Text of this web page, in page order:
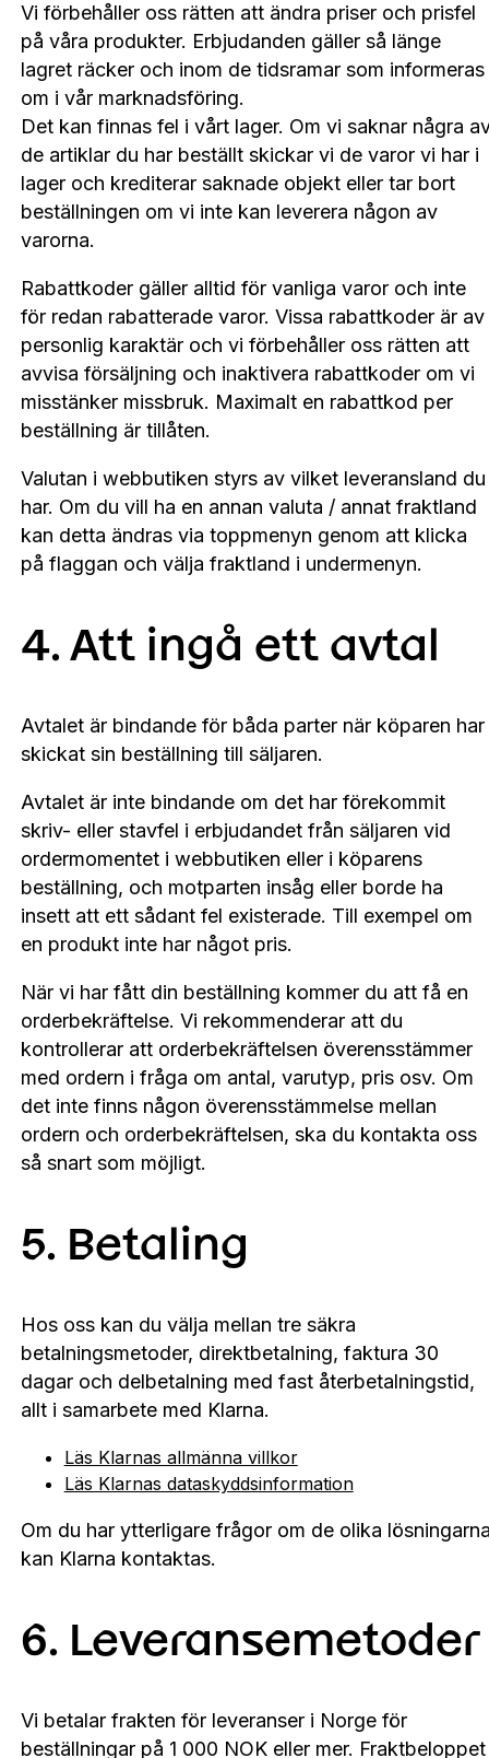
Vi förbehåller oss rätten att ändra priser och prisfel
på våra produkter. Erbjudanden gäller så länge
lagret räcker och inom de tidsramar som informeras
om i vår marknadsföring.
Det kan finnas fel i vårt lager. Om vi ​​saknar några
de artiklar du har beställt skickar vi de varor vi har i
lager och krediterar saknade objekt eller tar bort
beställningen om vi inte kan leverera någon av
varorna.
Rabattkoder gäller alltid för vanliga varor och inte
för redan rabatterade varor. Vissa rabattkoder är av
personlig karaktär och vi förbehåller oss rätten att
avvisa försäljning och inaktivera rabattkoder om vi
misstänker missbruk. Maximalt en rabattkod per
beställning är tillåten.
Valutan i webbutiken styrs av vilket leveransland du
har. Om du vill ha en annan valuta / annat fraktland
kan detta ändras via toppmenyn genom att klicka
på flaggan och välja fraktland i undermenyn.
4. Att ingå ett avtal
Avtalet är bindande för båda parter när köparen har
skickat sin beställning till säljaren.
Avtalet är inte bindande om det har förekommit
skriv- eller stavfel i erbjudandet från säljaren vid
ordermomentet i webbutiken eller i köparens
beställning, och motparten insåg eller borde ha
insett att ett sådant fel existerade. Till exempel om
en produkt inte har något pris.
När vi har fått din beställning kommer du att få en
orderbekräftelse. Vi rekommenderar att du
kontrollerar att orderbekräftelsen överensstämmer
med ordern i fråga om antal, varutyp, pris osv. Om
det inte finns någon överensstämmelse mellan
ordern och orderbekräftelsen, ska du kontakta oss
så snart som möjligt.
5. Betaling
Hos oss kan du välja mellan tre säkra
betalningsmetoder, direktbetalning, faktura 30
dagar och delbetalning med fast återbetalningstid,
allt i samarbete med Klarna.
Läs Klarnas allmänna villkor
Läs Klarnas dataskyddsinformation
Om du har ytterligare frågor om de olika
kan Klarna kontaktas.
6. Leveransemetoder
Vi betalar frakten för leveranser i Norge för
beställningar på 1 000 NOK eller mer. Fraktbeloppet